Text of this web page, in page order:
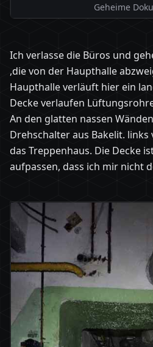
Geheime
Ich verlasse die Büros und
,die von der Haupthalle
Haupthalle verläuft hier ein
Decke verlaufen
An den glatten nassen
Drehschalter aus Bakelit.
das Treppenhaus. Die Decke
aufpassen, dass ich mir nicht